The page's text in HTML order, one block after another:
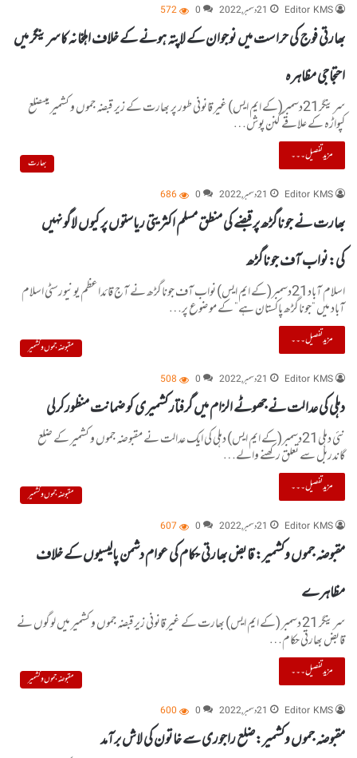
Editor KMS
21 دسمبر, 2022 0
572
بھارتی فوج کی حراست میں نوجوان کے لاپتہ ہونے کے خلاف اہلخانہ کا سرینگر میں
احتجاجی مظاہرہ
سرینگر21دسمبر(کے ایم ایس) غیر قانونی طور پر بھارت کے زیر قبضہ جموں و کشمیر میںضلع
کپواڑہ کے علاقے کنن پوش…
مزید تفصیل۔۔۔
بھارت
Editor KMS
21 دسمبر, 2022 0
686
بھارت نے جوناگڑھ پر قبضے کی منطق مسلم اکثریتی ریاستوں پر کیوں لاگو نہیں
کی:نواب آف جوناگڑھ
اسلام آباد21دسمبر(کے ایم ایس) نواب آف جوناگڑھ نے آج قائداعظم یونیورسٹی اسلام
آباد میں ”جوناگڑھ پاکستان ہے” کے موضوع پر…
مزید تفصیل۔۔۔
مقبوضہ جموں و کشمیر
Editor KMS
21 دسمبر, 2022 0
508
دہلی کی عدالت نے جھوٹے الزام میں گرفتار کشمیری کو ضمانت منظورکرلی
نئی دہلی21دسمبر(کے ایم ایس) دہلی کی ایک عدالت نے مقبوضہ جموں و کشمیر کے ضلع
گاندربل سے تعلق رکھنے والے…
مزید تفصیل۔۔۔
مقبوضہ جموں و کشمیر
Editor KMS
21 دسمبر, 2022 0
607
مقبوضہ جموں وکشمیر: قابض بھارتی حکام کی عوام دشمن پالیسیوں کے خلاف
مظاہرے
سرینگر 21 دسمبر (کے ایم ایس) بھارت کے غیر قانونی زیرقبضہ جموں و کشمیر میں لوگوں نے
قابض بھارتی حکام…
مزید تفصیل۔۔۔
مقبوضہ جموں و کشمیر
Editor KMS
21 دسمبر, 2022 0
600
مقبوضہ جموں وکشمیر:ضلع راجوری سے خاتون کی لاش برآمد